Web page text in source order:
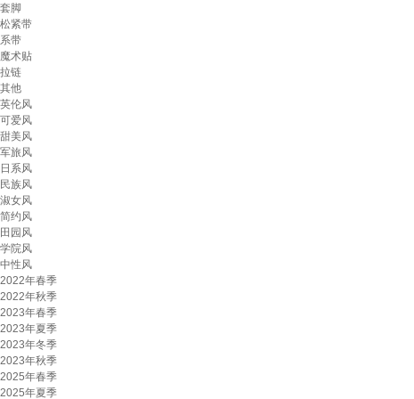
套脚
松紧带
系带
魔术贴
拉链
其他
英伦风
可爱风
甜美风
军旅风
日系风
民族风
淑女风
简约风
田园风
学院风
中性风
2022年春季
2022年秋季
2023年春季
2023年夏季
2023年冬季
2023年秋季
2025年春季
2025年夏季